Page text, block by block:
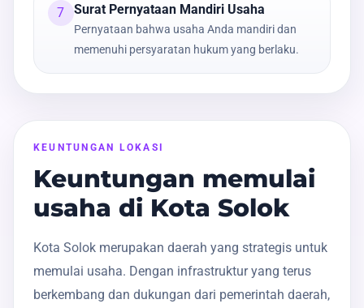
7 Surat Pernyataan Mandiri Usaha
Pernyataan bahwa usaha Anda mandiri dan
memenuhi persyaratan hukum yang berlaku.
KEUNTUNGAN LOKASI
Keuntungan memulai
usaha di Kota Solok
Kota Solok merupakan daerah yang strategis untuk
memulai usaha. Dengan infrastruktur yang terus
berkembang dan dukungan dari pemerintah daerah,